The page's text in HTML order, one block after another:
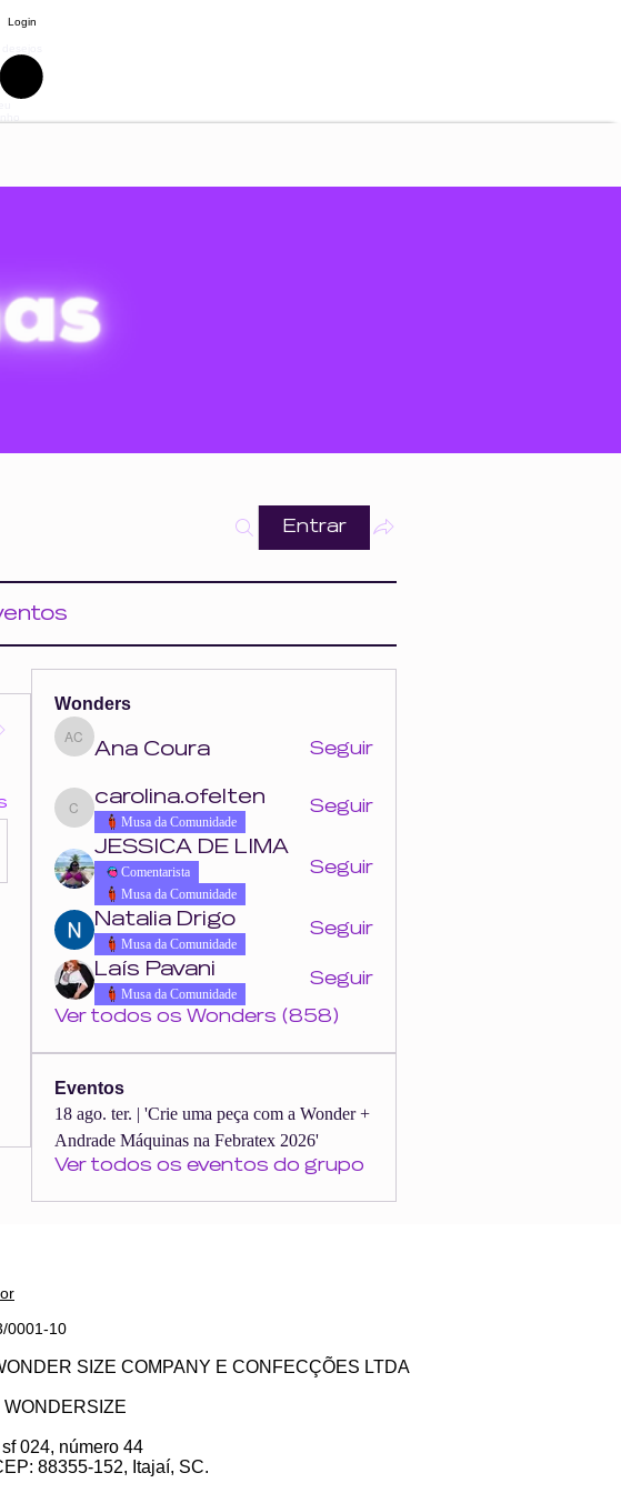
Login
Entrar
Wonders
Ana Coura
Ana Coura Seguir
carolina.ofelten
carolina.ofelten
Musa da Comunidade
Seguir
JESSICA DE LIMA
Comentarista
Musa da Comunidade
Seguir
Natalia Drigo
Musa da Comunidade
Seguir
Laís Pavani
Musa da Comunidade
Seguir
Ver todos os Wonders (858)
Eventos
18 ago. ter. | 'Crie uma peça com a Wonder +
Andrade Máquinas na Febratex 2026'
Ver todos os eventos do grupo
0001-10
SIZE COMPANY E CONFECÇÕES LTDA
WONDERSIZE
024, número 44
88355-152, Itajaí, SC.